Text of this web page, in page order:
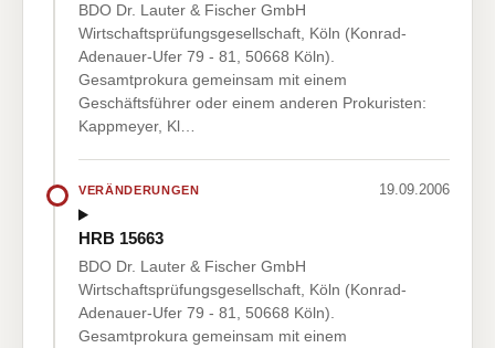
BDO Dr. Lauter & Fischer GmbH
Wirtschaftsprüfungsgesellschaft, Köln (Konrad-
Adenauer-Ufer 79 - 81, 50668 Köln).
Gesamtprokura gemeinsam mit einem
Geschäftsführer oder einem anderen Prokuristen:
Kappmeyer, Kl…
VERÄNDERUNGEN 19.09.2006
HRB 15663
BDO Dr. Lauter & Fischer GmbH
Wirtschaftsprüfungsgesellschaft, Köln (Konrad-
Adenauer-Ufer 79 - 81, 50668 Köln).
Gesamtprokura gemeinsam mit einem